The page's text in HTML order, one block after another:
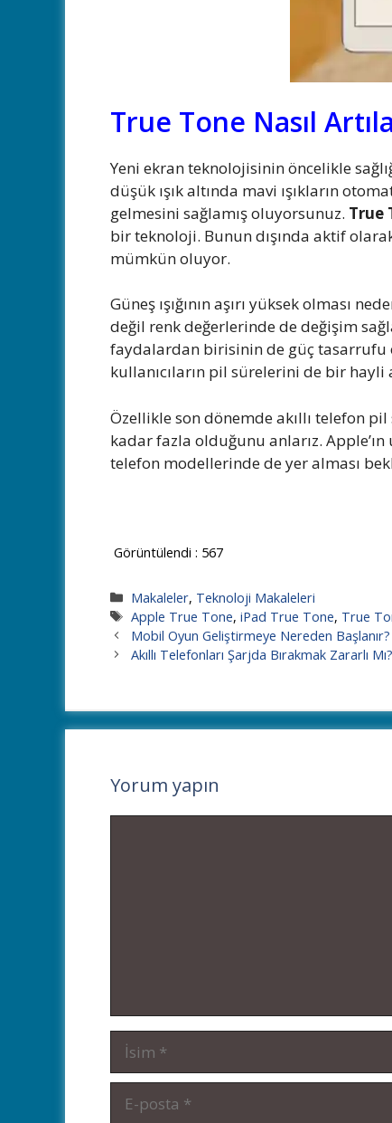
True Tone Nasıl
Yeni ekran teknolojisinin öncelikle
düşük ışık altında mavi ışıkların
gelmesini sağlamış oluyorsunuz. True
bir teknoloji. Bunun dışında aktif
mümkün oluyor.
Güneş ışığının aşırı yüksek olması
değil renk değerlerinde de değişim
faydalardan birisinin de güç tasarrufu
kullanıcıların pil sürelerini de bir hayli
Özellikle son dönemde akıllı telefon
kadar fazla olduğunu anlarız.
telefon modellerinde de yer alması
Görüntülendi : 567
Kategoriler
Makaleler, Teknoloji Makaleleri
Etiketler
Apple True Tone,iPad True Tone, True
Mobil Oyun Geliştirmeye Nereden
Akıllı Telefonları Şarjda Bırakmak Zararlı Mı?
Yorum yapın
İsim
posta